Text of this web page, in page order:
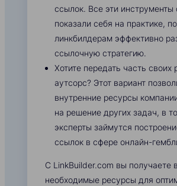
ссылок. Все эти инструменты
показали себя на практике,
линкбилдерам эффективно
ссылочную стратегию.
Хотите передать часть своих
аутсорс? Этот вариант
внутренние ресурсы
на решение других задач, в
эксперты займутся
ссылок в сфере онлайн-
С LinkBuilder.com вы получаете
необходимые ресурсы для